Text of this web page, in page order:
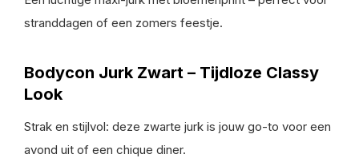
stranddagen of een zomers feestje.
Bodycon Jurk Zwart – Tijdloze Classy
Look
Strak en stijlvol: deze zwarte jurk is jouw go-to voor een
avond uit of een chique diner.